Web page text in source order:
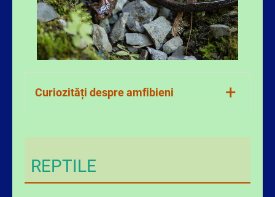
Curiozități despre amfibieni +
(ex. mormoloci), și apoi se
REPTILE